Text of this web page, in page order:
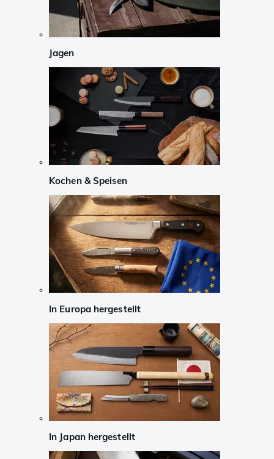
Jagen
Kochen & Speisen
In Europa hergestellt
In Japan hergestellt